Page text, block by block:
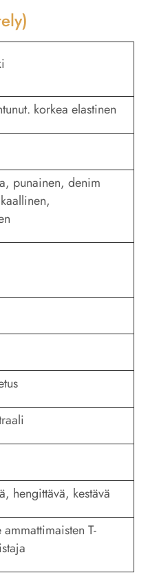
korkea elastinen
punainen, denim
hengittävä, kestävä
T-